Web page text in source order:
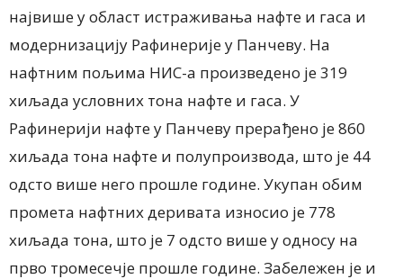
највише у област истраживања нафте и гаса и
модернизацију Рафинерије у Панчеву. На
нафтним пољима НИС-а произведено је 319
хиљада условних тона нафте и гаса. У
Рафинерији нафте у Панчеву прерађено је 860
хиљада тона нафте и полупроизвода, што је 44
одсто више него прошле године. Укупан обим
промета нафтних деривата износио је 778
хиљада тона, што је 7 одсто више у односу на
прво тромесечје прошле године. Забележен је и